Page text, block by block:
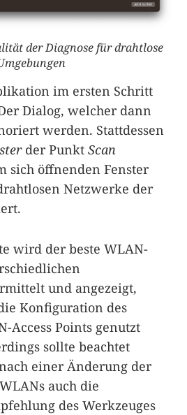
der Diagnose für drahtlose
im ersten Schritt
Dialog, welcher dann
werden. Stattdessen
der Punkt Scan
sich öffnenden Fenster
Netzwerke der
wird der beste WLAN-
und angezeigt,
Konfiguration des
Access Points genutzt
sollte beachtet
einer Änderung der
auch die
des Werkzeuges